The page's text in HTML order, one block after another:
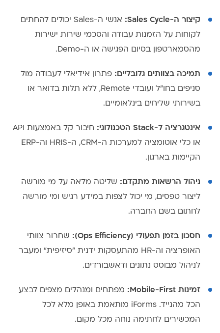
קיצור ה-Sales Cycle:
אנשי ה-Sales יכולים להחתים
לקוחות על הזמנות עבודה והסכמי שירות ישירות
מהסמארטפון בסיום הפגישה או ה-Demo.
תמיכה בצוותים גלובליים: פתרון אידיאלי לעבודה מול
סניפים בחו"ל ועובדי Remote, ללא תלות בדואר או
בשירותי שליחים בינלאומיים.
אינטגרציה ל-Stack הטכנולוגי:
חיבור קל באמצעות API
או כלי אוטומציה למערכות ה-CRM, ה-HRIS וה-ERP
הקיימות בארגון.
ניהול הרשאות מתקדם: שליטה מלאה על מי מורשה
ליצור טפסים, מי יכול לצפות במידע רגיש ומי מורשה
לחתום בשם החברה.
חסכון בזמן תפעולי (Ops Efficiency):
שחרור צוותי
האופרציה וה-HR מהתעסקות ידנית "סיזיפית" ומעבר
לניהול מבוסס נתונים ודאשבורדים.
זמינות Mobile-First:
מפתחים ומנהלים מצפים לבצע
הכל מהנייד. iForms מותאמת באופן מלא לכל
המכשירים לחתימה נוחה מכל מקום.